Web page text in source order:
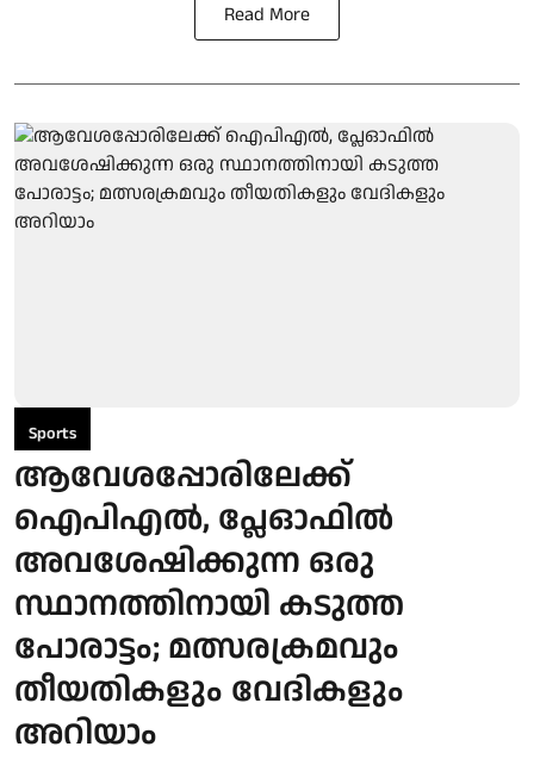
Read More
Sports
ആവേശപ്പോരിലേക്ക്
ഐപിഎല്‍, പ്ലേഓഫിൽ
അവശേഷിക്കുന്ന ഒരു
സ്ഥാനത്തിനായി കടുത്ത
പോരാട്ടം; മത്സരക്രമവും
തീയതികളും വേദികളും
അറിയാം